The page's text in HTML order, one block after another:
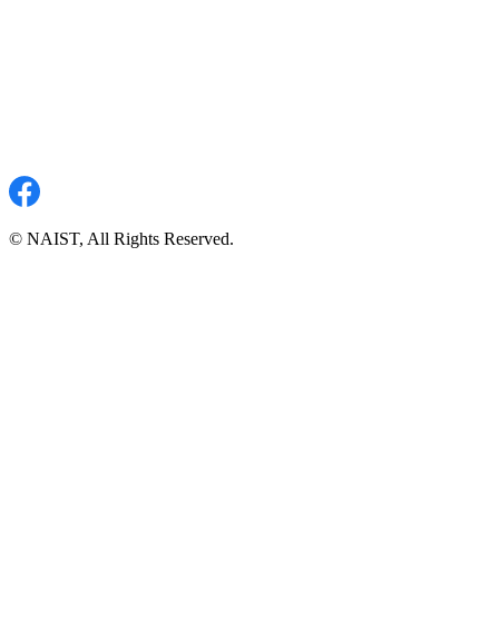
© NAIST, All Rights Reserved.